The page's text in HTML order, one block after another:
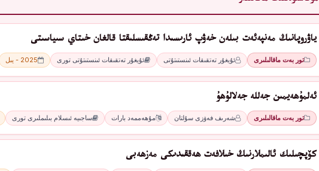
ياۋروپانىڭ مەنپەئەت بىلەن خەۋپ ئارىسىدا تەڭقىسلىقتا قالغان خىتاي سىياسىتى
تور بەت ماقالىلىرى ئۇيغۇر تەتقىقات ئىنستىتۇتى ئۇيغۇر تەتقىقات ئىنستىتۇتى تورى 2025 - يىل
ئەلمۇھەيمىن جەللە جەلالۇھۇ
تور بەت ماقالىلىرى شەرىف فەۋزى سۇلتان مۇھەممەد بارات ساجىيە ئىسلام بىلىملىرى تورى
كۆپچىلىك ئالىملارنىڭ خىلافەت ھەققىدىكى مەزھەبى